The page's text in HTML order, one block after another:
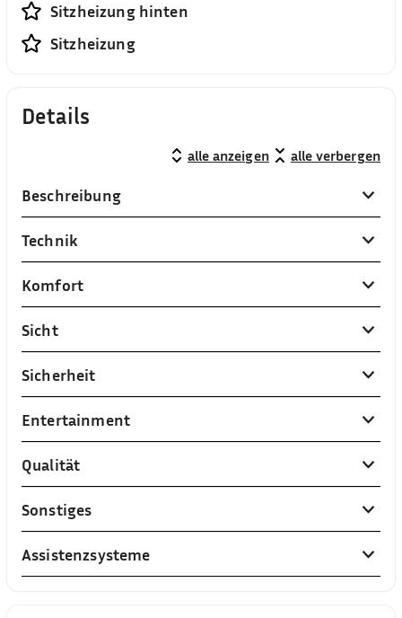
Sitzheizung hinten
Sitzheizung
Details
alle anzeigen alle verbergen
Beschreibung
Technik
Komfort
Sicht
Sicherheit
Entertainment
Qualität
Sonstiges
Assistenzsysteme